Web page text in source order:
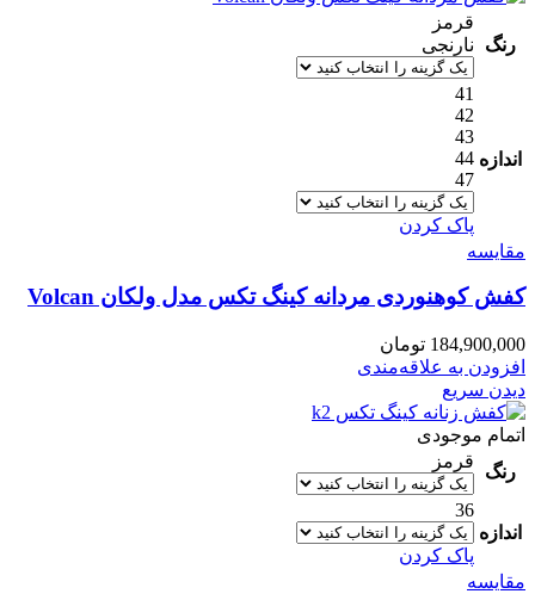
رنگ
قرمز
نارنجی
اندازه
41
42
43
44
47
پاک کردن
مقایسه
کفش کوهنوردی مردانه کینگ تکس مدل ولکان Volcan
184,900,000 تومان
افزودن به علاقه‌مندی
دیدن سریع
اتمام موجودی
رنگ
قرمز
اندازه
36
پاک کردن
مقایسه